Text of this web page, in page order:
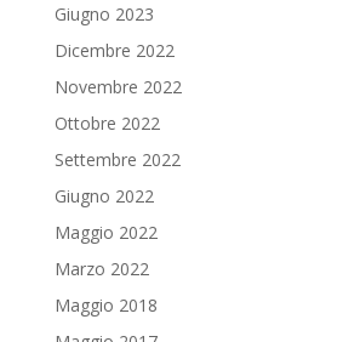
Giugno 2023
Dicembre 2022
Novembre 2022
Ottobre 2022
Settembre 2022
Giugno 2022
Maggio 2022
Marzo 2022
Maggio 2018